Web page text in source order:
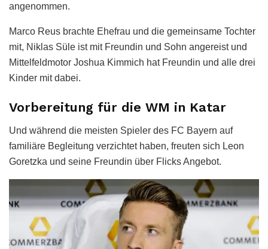
angenommen.
Marco Reus brachte Ehefrau und die gemeinsame Tochter
mit, Niklas Süle ist mit Freundin und Sohn angereist und
Mittelfeldmotor Joshua Kimmich hat Freundin und alle drei
Kinder mit dabei.
Vorbereitung für die WM in Katar
Und während die meisten Spieler des FC Bayern auf
familiäre Begleitung verzichtet haben, freuten sich Leon
Goretzka und seine Freundin über Flicks Angebot.